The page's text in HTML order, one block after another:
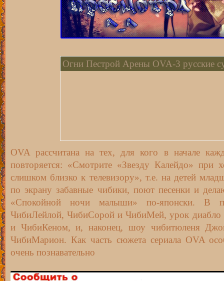
Огни Пестрой Арены OVA-3 русские
OVA рассчитана на тех, для кого в начале
повторяется: «Смотрите «Звезду Калейдо»
слишком близко к телевизору», т.е. на детей
по экрану забавные чибики, поют песенки и
«Спокойной ночи малыши» по-японски. В
ЧибиЛейлой, ЧибиСорой и ЧибиМей, урок диабло
и ЧибиКеном, и, наконец, шоу чибитюленя
ЧибиМарион. Как часть сюжета сериала OVA
очень познавательно